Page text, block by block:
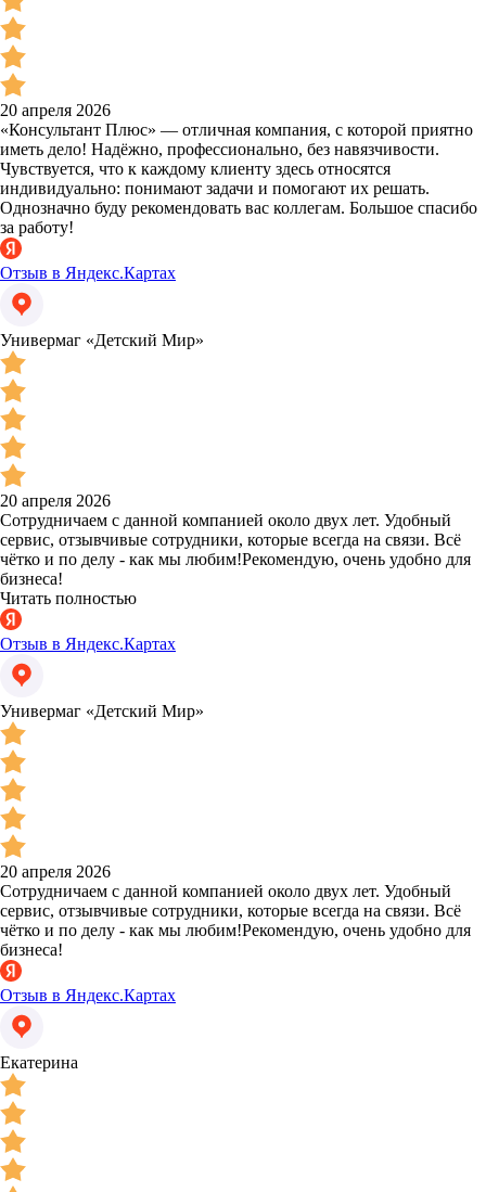
20 апреля 2026
«Консультант Плюс» — отличная компания, с которой приятно
иметь дело! Надёжно, профессионально, без навязчивости.
Чувствуется, что к каждому клиенту здесь относятся
индивидуально: понимают задачи и помогают их решать.
Однозначно буду рекомендовать вас коллегам. Большое спасибо
за работу!
Отзыв в Яндекс.Картах
Универмаг «Детский Мир»
20 апреля 2026
Сотрудничаем с данной компанией около двух лет. Удобный
сервис, отзывчивые сотрудники, которые всегда на связи. Всё
чётко и по делу - как мы любим!Рекомендую, очень удобно для
бизнеса!
Читать полностью
Отзыв в Яндекс.Картах
Универмаг «Детский Мир»
20 апреля 2026
Сотрудничаем с данной компанией около двух лет. Удобный
сервис, отзывчивые сотрудники, которые всегда на связи. Всё
чётко и по делу - как мы любим!Рекомендую, очень удобно для
бизнеса!
Отзыв в Яндекс.Картах
Екатерина